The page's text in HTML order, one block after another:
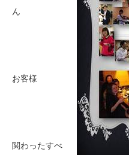
ん
お客様
関わったすべ